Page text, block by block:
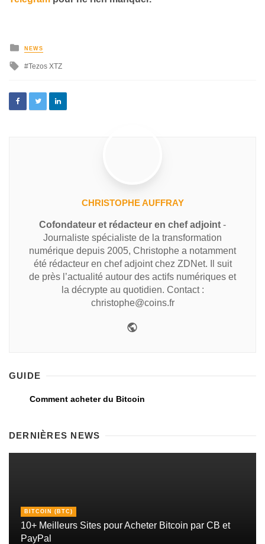
NEWS
Tezos XTZ
CHRISTOPHE AUFFRAY
Cofondateur et rédacteur en chef adjoint -
Journaliste spécialiste de la transformation
numérique depuis 2005, Christophe a notamment
été rédacteur en chef adjoint chez ZDNet. Il suit
de près l’actualité autour des actifs numériques et
la décrypte au quotidien. Contact :
christophe@coins.fr
GUIDE
Comment acheter du Bitcoin
DERNIÈRES NEWS
BITCOIN (BTC)
10+ Meilleurs Sites pour Acheter Bitcoin par CB et
PayPal